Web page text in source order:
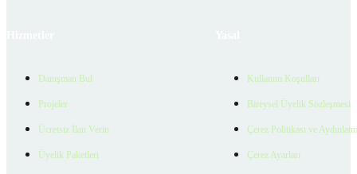
Danışman Bul
Projeler
Ücretsiz İlan Verin
Üyelik Paketleri
Kullanım Koşulları
Bireysel Üyelik Sözleşmesi
Çerez Politikası ve
Çerez Ayarları